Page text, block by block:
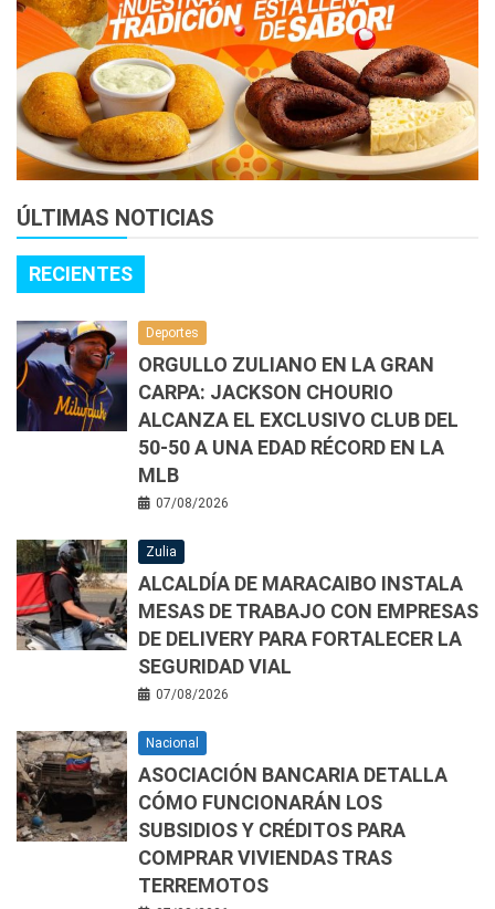
ÚLTIMAS NOTICIAS
RECIENTES
Deportes
ORGULLO ZULIANO EN LA GRAN
CARPA: JACKSON CHOURIO
ALCANZA EL EXCLUSIVO CLUB DEL
50-50 A UNA EDAD RÉCORD EN LA
MLB
07/08/2026
Zulia
ALCALDÍA DE MARACAIBO INSTALA
MESAS DE TRABAJO CON EMPRESAS
DE DELIVERY PARA FORTALECER LA
SEGURIDAD VIAL
07/08/2026
Nacional
ASOCIACIÓN BANCARIA DETALLA
CÓMO FUNCIONARÁN LOS
SUBSIDIOS Y CRÉDITOS PARA
COMPRAR VIVIENDAS TRAS
TERREMOTOS